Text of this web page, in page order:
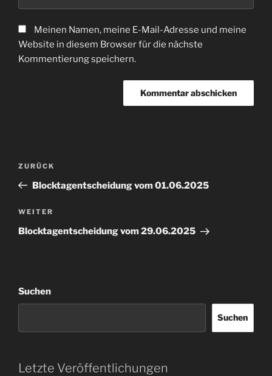
Meinen Namen, meine E-Mail-Adresse und meine
Website in diesem Browser für die nächste
Kommentierung speichern.
Beitragsnavigation
Vorheriger
Beitrag
ZURÜCK
Blocktagentscheidung vom 01.06.2025
Nächster
Beitrag
WEITER
Blocktagentscheidung vom 29.06.2025
Suchen
Suchen
Letzte Veröffentlichungen